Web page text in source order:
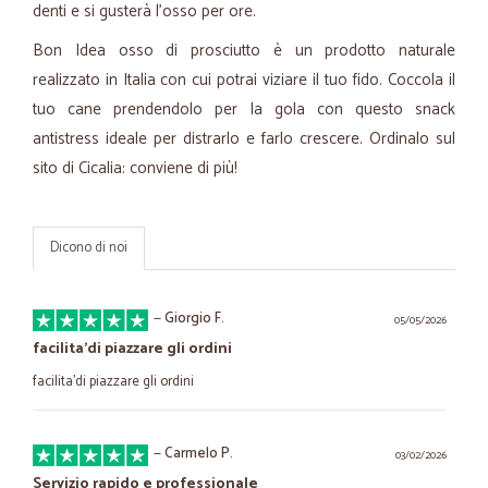
denti e si gusterà l'osso per ore.
Bon Idea osso di prosciutto è un prodotto naturale
realizzato in Italia con cui potrai viziare il tuo fido. Coccola il
tuo cane prendendolo per la gola con questo snack
antistress ideale per distrarlo e farlo crescere. Ordinalo sul
sito di Cicalia: conviene di più!
Dicono di noi
05/05/2026
—Giorgio F.
facilita'di piazzare gli ordini
facilita'di piazzare gli ordini
03/02/2026
—Carmelo P.